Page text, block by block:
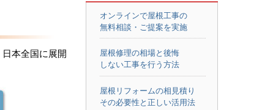
本全国に展開
オンラインで屋根工事の
無料相談・ご提案を実施
屋根修理の相場と後悔
しない工事を行う方法
屋根リフォームの相見積り
その必要性と正しい活用法